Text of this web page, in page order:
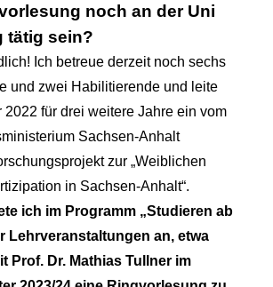
noch an der Uni
tätig sein?
Ich betreue derzeit noch sechs
und zwei Habilitierende und leite
2022 für drei weitere Jahre ein vom
Sachsen-Anhalt
zur „Weiblichen
in Sachsen-Anhalt“.
ich im Programm „Studieren ab
Lehrveranstaltungen an, etwa
Prof. Dr. Mathias Tullner im